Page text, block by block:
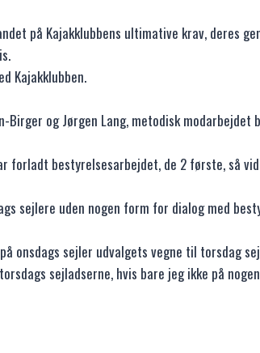
på Kajakklubbens ultimative krav, deres
Kajakklubben.
og Jørgen Lang, metodisk
forladt bestyrelsesarbejdet, de 2 første, så
sejlere uden nogen form for dialog med
onsdags sejler udvalgets vegne til torsdag
sejladserne, hvis bare jeg ikke på